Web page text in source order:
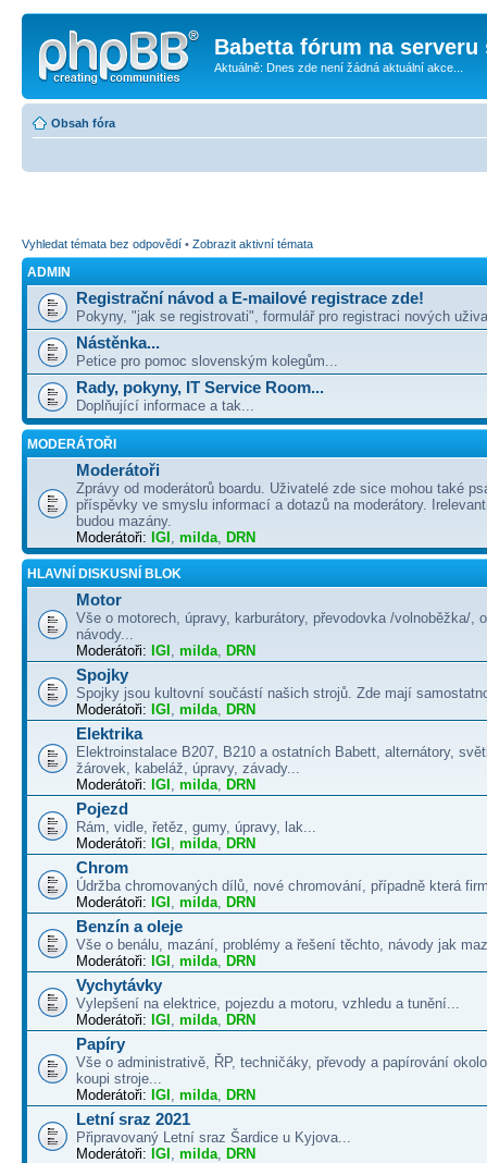
Babetta fórum na serveru
Aktuálně: Dnes zde není žádná aktuální akce...
Obsah fóra
Vyhledat témata bez odpovědí • Zobrazit aktivní témata
ADMIN
Registrační návod a E-mailové registrace zde!
Pokyny, "jak se registrovati", formulář pro registraci nových
Nástěnka...
Petice pro pomoc slovenským kolegům...
Rady, pokyny, IT Service Room...
Doplňující informace a tak...
MODERÁTOŘI
Moderátoři
Zprávy od moderátorů boardu. Uživatelé zde sice mohou také
příspěvky ve smyslu informací a dotazů na moderátory.
budou mazány.
Moderátoři: IGI , milda, DRN
HLAVNÍ DISKUSNÍ BLOK
Motor
Vše o motorech, úpravy, karburátory, převodovka /volnoběžka/,
návody...
Moderátoři: IGI , milda, DRN
Spojky
Spojky jsou kultovní součástí našich strojů. Zde mají
Moderátoři: IGI , milda, DRN
Elektrika
Elektroinstalace B207, B210 a ostatních Babett, alternátory,
žárovek, kabeláž, úpravy, závady...
Moderátoři: IGI , milda, DRN
Pojezd
Rám, vidle, řetěz, gumy, úpravy, lak...
Moderátoři: IGI , milda, DRN
Chrom
Údržba chromovaných dílů, nové chromování, případně která
Moderátoři: IGI , milda, DRN
Benzín a oleje
Vše o benálu, mazání, problémy a řešení těchto, návody jak
Moderátoři: IGI , milda, DRN
Vychytávky
Vylepšení na elektrice, pojezdu a motoru, vzhledu a tunění...
Moderátoři: IGI , milda, DRN
Papíry
Vše o administrativě, ŘP, techničáky, převody a papírování
koupi stroje...
Moderátoři: IGI , milda, DRN
Letní sraz 2021
Připravovaný Letní sraz Šardice u Kyjova...
Moderátoři: IGI , milda, DRN